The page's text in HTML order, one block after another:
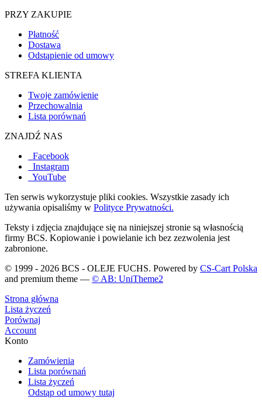
PRZY ZAKUPIE
Płatność
Dostawa
Odstąpienie od umowy
STREFA KLIENTA
Twoje zamówienie
Przechowalnia
Lista porównań
ZNAJDŹ NAS
Facebook
Instagram
YouTube
Ten serwis wykorzystuje pliki cookies. Wszystkie zasady ich
używania opisaliśmy w Polityce Prywatności.
Teksty i zdjęcia znajdujące się na niniejszej stronie są własnością
firmy BCS. Kopiowanie i powielanie ich bez zezwolenia jest
zabronione.
© 1999 - 2026 BCS - OLEJE FUCHS. Powered by CS-Cart Polska
and premium theme — © AB: UniTheme2
Strona główna
Lista życzeń
Porównaj
Account
Konto
Zamówienia
Lista porównań
Lista życzeń
Odstąp od umowy tutaj